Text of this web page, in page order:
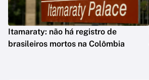
Itamaraty: não há registro de
brasileiros mortos na Colômbia